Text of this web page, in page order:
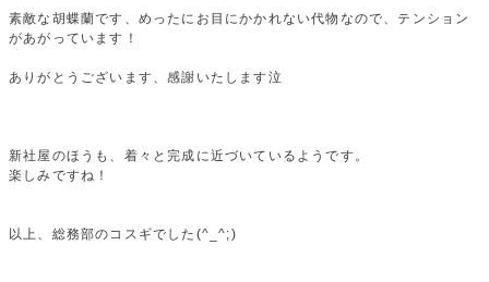
素敵な胡蝶蘭です、めったにお目にかかれない代物なので、テンション
があがっています！
ありがとうございます、感謝いたします泣
新社屋のほうも、着々と完成に近づいているようです。
楽しみですね！
以上、総務部のコスギでした(^_^;)